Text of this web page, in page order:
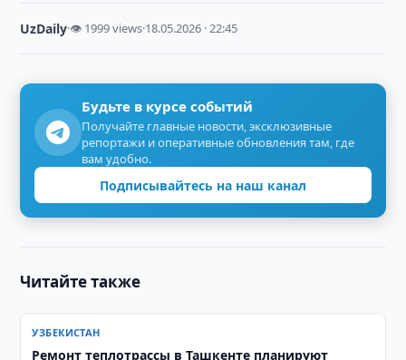
UzDaily·👁 1999 views·18.05.2026 · 22:45
Будьте в курсе событий
Получайте главные новости, эксклюзивные
репортажи и оперативные обновления там, где
вам удобно.
Подписывайтесь на наш канал
Читайте также
УЗБЕКИСТАН
Ремонт теплотрассы в Ташкенте планируют